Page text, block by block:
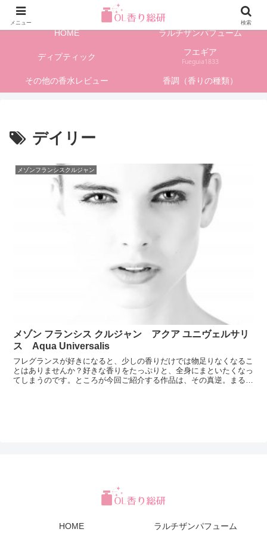
フレグランス情報、香水レビューサイト
HOME ラルチザンパフューム
ディプティック フエギア
Fueguia1833
その他の香水レビュー 香調（香りの種類）
デイリー
メゾンフランシスクルジャン
メゾン フランシス クルジャン アクア ユニヴェルサリ
ス Aqua Universalis
フレグランスが好きになると、少しの香りだけでは物足りなくなるこ
とはありませんか？好きな香りをたっぷりと、全身にまといたくなっ
てしまうのです。ところが今回ご紹介する作品は、その真逆。まるで
HOME ラルチザンパフューム
メニュー 検索